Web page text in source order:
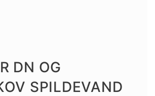
DN OG
SPILDEVAND